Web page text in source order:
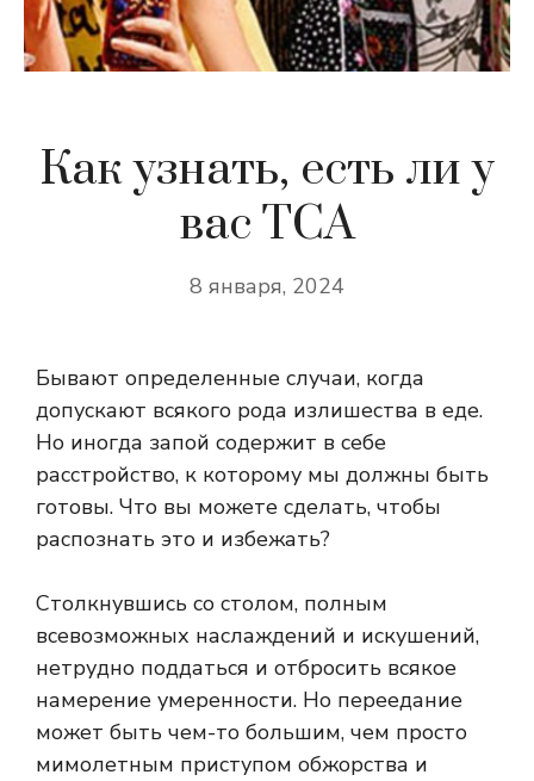
Как узнать, есть ли у
вас TCA
8 января, 2024
Бывают определенные случаи, когда
допускают всякого рода излишества в еде.
Но иногда запой содержит в себе
расстройство, к которому мы должны быть
готовы. Что вы можете сделать, чтобы
распознать это и избежать?
Столкнувшись со столом, полным
всевозможных наслаждений и искушений,
нетрудно поддаться и отбросить всякое
намерение умеренности. Но переедание
может быть чем-то большим, чем просто
мимолетным приступом обжорства и